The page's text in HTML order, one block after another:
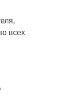
всех